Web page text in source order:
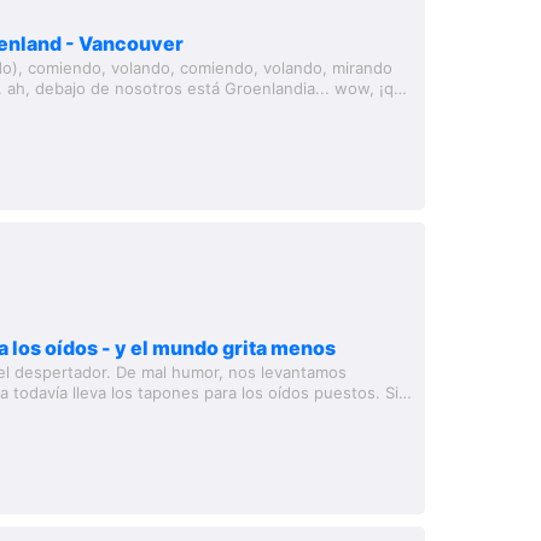
- Vancouver
comiendo, volando, comiendo, volando, mirando
debajo de nosotros está Groenlandia... wow, ¡qué
los oídos - y el mundo grita menos
despertador. De mal humor, nos levantamos
todavía lleva los tapones para los oídos puestos. Sin